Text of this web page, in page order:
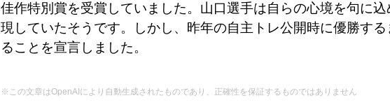
佳作特別賞を受賞していました。山口選手は自らの心境を句に
現していたそうです。しかし、昨年の自主トレ公開時に優勝す
ることを宣言しました。
※この文章はOpenAIにより自動生成されたものであり、正確性を保証するものではありません